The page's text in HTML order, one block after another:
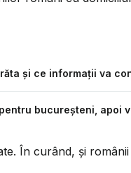
și ce informații va
bucureșteni, apoi
În curând, și